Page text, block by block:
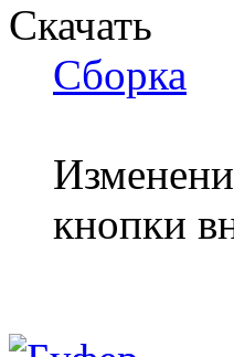
Скачать
Сборка
кнопки